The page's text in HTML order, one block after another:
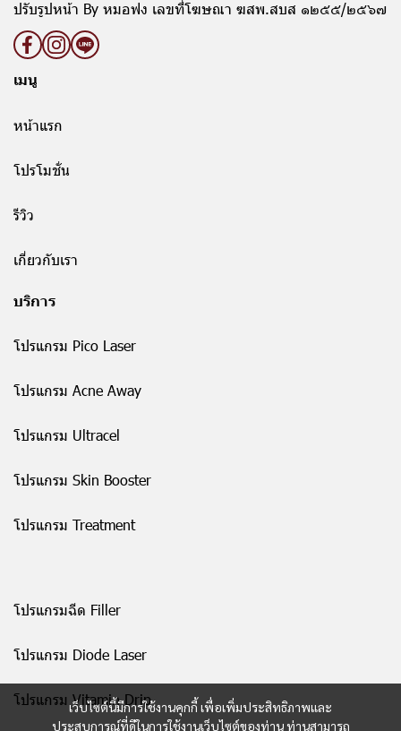
เว็บไซต์นี้มีการใช้งานคุกกี้ เพื่อเพิ่มประสิทธิภาพและ
ประสบการณ์ที่ดีในการใช้งานเว็บไซต์ของท่าน ท่านสามารถ
ปรับรูปหน้า By หมอฟง เลขที่โฆษณา ฆสพ.สบส ๑๒๕๕/๒๕๖๗
เมนู
หน้าแรก
โปรโมชั่น
รีวิว
เกี่ยวกับเรา
บริการ
โปรแกรม Pico Laser
โปรแกรม Acne Away
โปรแกรม Ultracel
โปรแกรม Skin Booster
โปรแกรม Treatment
โปรแกรมฉีด Filler
โปรแกรม Diode Laser
โปรแกรม Vitamin Drip